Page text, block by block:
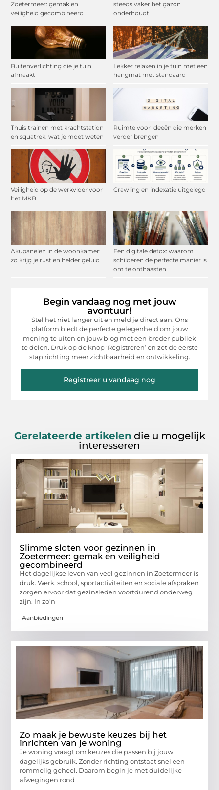
Zoetermeer: gemak en
veiligheid gecombineerd
steeds vaker het gazon
onderhoudt
Buitenverlichting die je tuin
afmaakt
Lekker relaxen in je tuin met een
hangmat met standaard
Thuis trainen met krachtstation
en squatrek: wat je moet weten
Ruimte voor ideeën die merken
verder brengen
Veiligheid op de werkvloer voor
het MKB
Crawling en indexatie uitgelegd
Akupanelen in de woonkamer:
zo krijg je rust en helder geluid
Een digitale detox: waarom
schilderen de perfecte manier is
om te onthaasten
Begin vandaag nog met jouw
avontuur!
Stel het niet langer uit en meld je direct aan. Ons
platform biedt de perfecte gelegenheid om jouw
mening te uiten en jouw blog met een breder publiek
te delen. Druk op de knop ‘Registreren’ en zet de eerste
stap richting meer zichtbaarheid en ontwikkeling.
Registreer u vandaag nog
Gerelateerde artikelen die u mogelijk
interesseren
Slimme sloten voor gezinnen in
Zoetermeer: gemak en veiligheid
gecombineerd
Het dagelijkse leven van veel gezinnen in Zoetermeer is
druk. Werk, school, sportactiviteiten en sociale afspraken
zorgen ervoor dat gezinsleden voortdurend onderweg
zijn. In zo’n
Aanbiedingen
Zo maak je bewuste keuzes bij het
inrichten van je woning
Je woning vraagt om keuzes die passen bij jouw
dagelijks gebruik. Zonder richting ontstaat snel een
rommelig geheel. Daarom begin je met duidelijke
afwegingen rond